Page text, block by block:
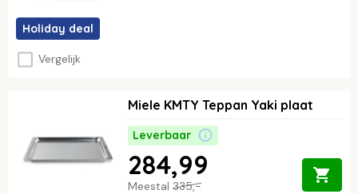
Holiday deal
Vergelijk
Miele KMTY Teppan Yaki plaat
Leverbaar
Meestal 335,-
284,99